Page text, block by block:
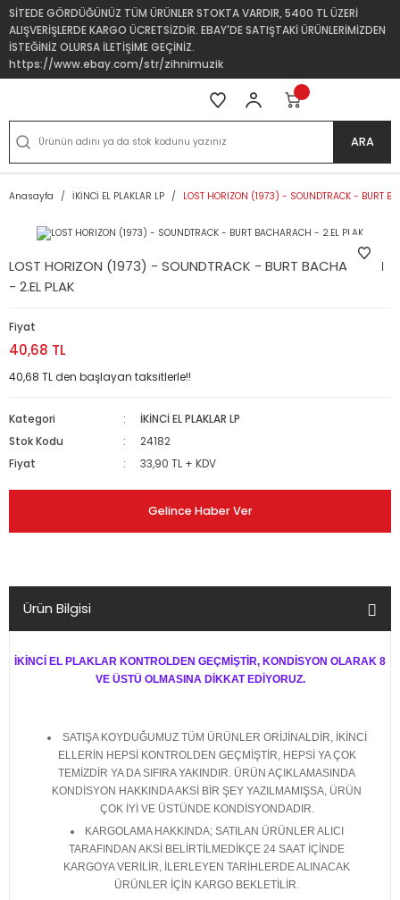
SİTEDE GÖRDÜĞÜNÜZ TÜM ÜRÜNLER STOKTA VARDIR, 5400 TL ÜZERİ
ALIŞVERİŞLERDE KARGO ÜCRETSİZDİR. EBAY'DE SATIŞTAKİ ÜRÜNLERİMİZDEN
İSTEĞİNİZ OLURSA İLETİŞİME GEÇİNİZ.
https://www.ebay.com/str/zihnimuzik
ARA
Anasayfa İKİNCİ EL PLAKLAR LP LOST HORIZON (1973) - SOUNDTRACK - BURT
LOST HORIZON (1973) - SOUNDTRACK - BURT BACHARACH
- 2.EL PLAK
Fiyat
40,68 TL
40,68 TL den başlayan taksitlerle!!
Kategori
İKİNCİ EL PLAKLAR LP
Stok Kodu
24182
Fiyat
33,90 TL + KDV
Gelince Haber Ver
Ürün Bilgisi
İKİNCİ EL PLAKLAR KONTROLDEN GEÇMİŞTİR, KONDİSYON OLARAK 8
VE ÜSTÜ OLMASINA DİKKAT EDİYORUZ.
SATIŞA KOYDUĞUMUZ TÜM ÜRÜNLER ORİJİNALDİR, İKİNCİ
ELLERİN HEPSİ KONTROLDEN GEÇMİŞTİR, HEPSİ YA ÇOK
TEMİZDİR YA DA SIFIRA YAKINDIR. ÜRÜN AÇIKLAMASINDA
KONDİSYON HAKKINDA AKSİ BİR ŞEY YAZILMAMIŞSA, ÜRÜN
ÇOK İYİ VE ÜSTÜNDE KONDİSYONDADIR.
KARGOLAMA HAKKINDA; SATILAN ÜRÜNLER ALICI
TARAFINDAN AKSİ BELİRTİLMEDİKÇE 24 SAAT İÇİNDE
KARGOYA VERİLİR, İLERLEYEN TARİHLERDE ALINACAK
ÜRÜNLER İÇİN KARGO BEKLETİLİR.